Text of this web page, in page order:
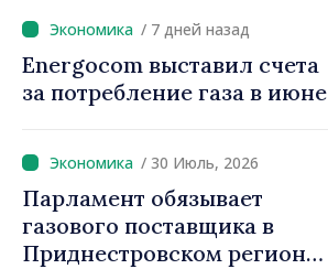
меры дают результаты»
/ 7 дней назад
Energocom выставил счета
за потребление газа в июне
/ 30 Июль, 2026
Парламент обязывает
газового поставщика в
Приднестровском регионе